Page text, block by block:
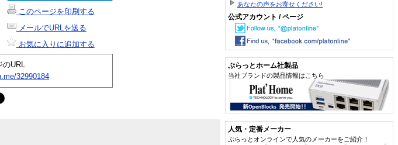
このページを印刷する
メールでURLを送る
お気に入りに追加する
URL
32990184
あなたの声をお寄せください!
公式アカウント / ページ
ぷらっとホーム社製品
当社ブランドの製品情報はこちら
人気・定番メーカー
ぷらっとオンラインで人気のメーカーをご紹介！